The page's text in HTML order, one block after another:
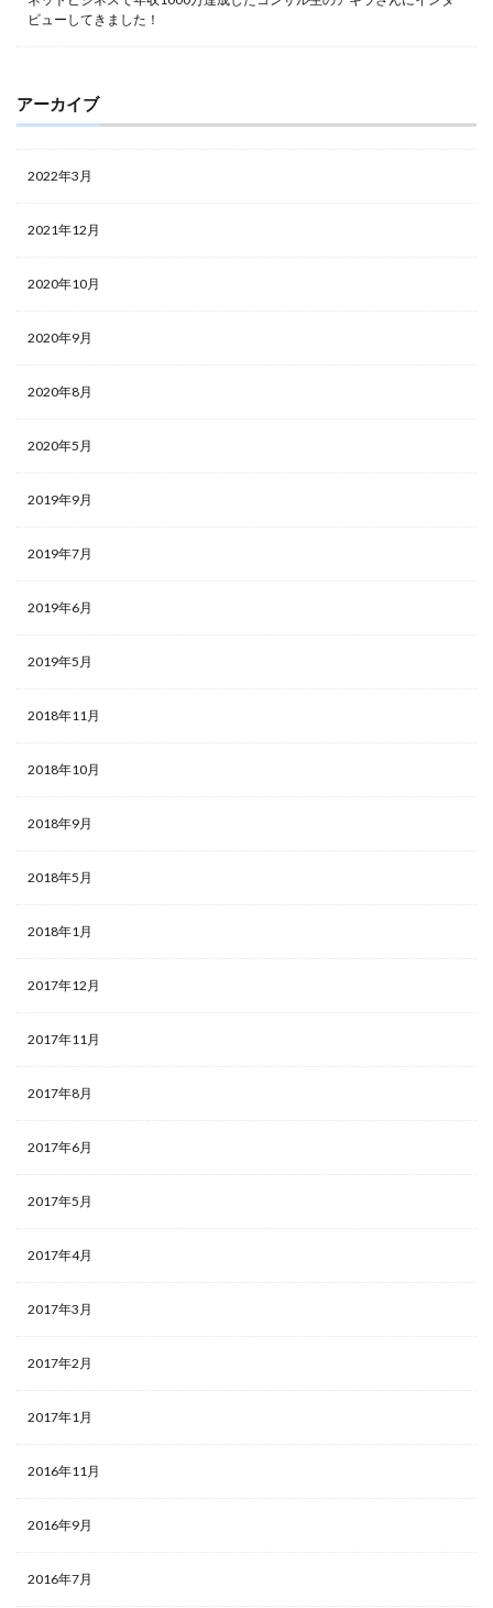
ビューしてきました！
アーカイブ
2022年3月
2021年12月
2020年10月
2020年9月
2020年8月
2020年5月
2019年9月
2019年7月
2019年6月
2019年5月
2018年11月
2018年10月
2018年9月
2018年5月
2018年1月
2017年12月
2017年11月
2017年8月
2017年6月
2017年5月
2017年4月
2017年3月
2017年2月
2017年1月
2016年11月
2016年9月
2016年7月